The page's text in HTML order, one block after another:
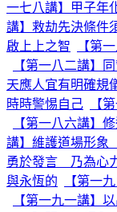
一七八講】甲子年
講】救劫先決條件
啟上上之智
【第
【第一八二講】
天應人宜有明確規
時時警惕自己
【
【第一八六講】
講】維護道場形
勇於發言 乃為心
與永恆的
【第一
【第一九一講】